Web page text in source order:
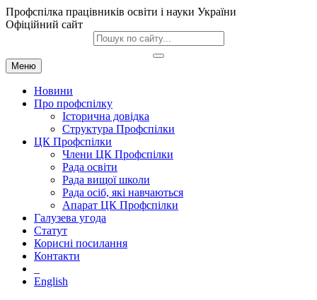
Профспілка працівників освіти і науки України
Офіційний сайт
Меню
Новини
Про профспілку
Історична довідка
Структура Профспілки
ЦК Профспілки
Члени ЦК Профспілки
Рада освіти
Рада вищої школи
Рада осіб, які навчаються
Апарат ЦК Профспілки
Галузева угода
Статут
Корисні посилання
Контакти
English